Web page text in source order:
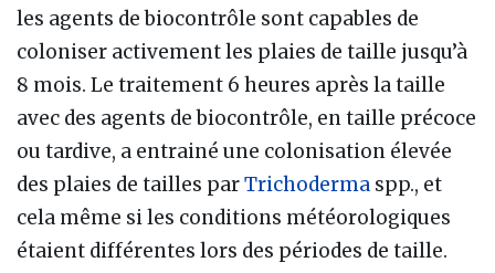
les agents de biocontrôle sont capables de
coloniser activement les plaies de taille jusqu’à
8 mois. Le traitement 6 heures après la taille
avec des agents de biocontrôle, en taille précoce
ou tardive, a entrainé une colonisation élevée
des plaies de tailles parTrichoderma spp., et
cela même si les conditions météorologiques
étaient différentes lors des périodes de taille.